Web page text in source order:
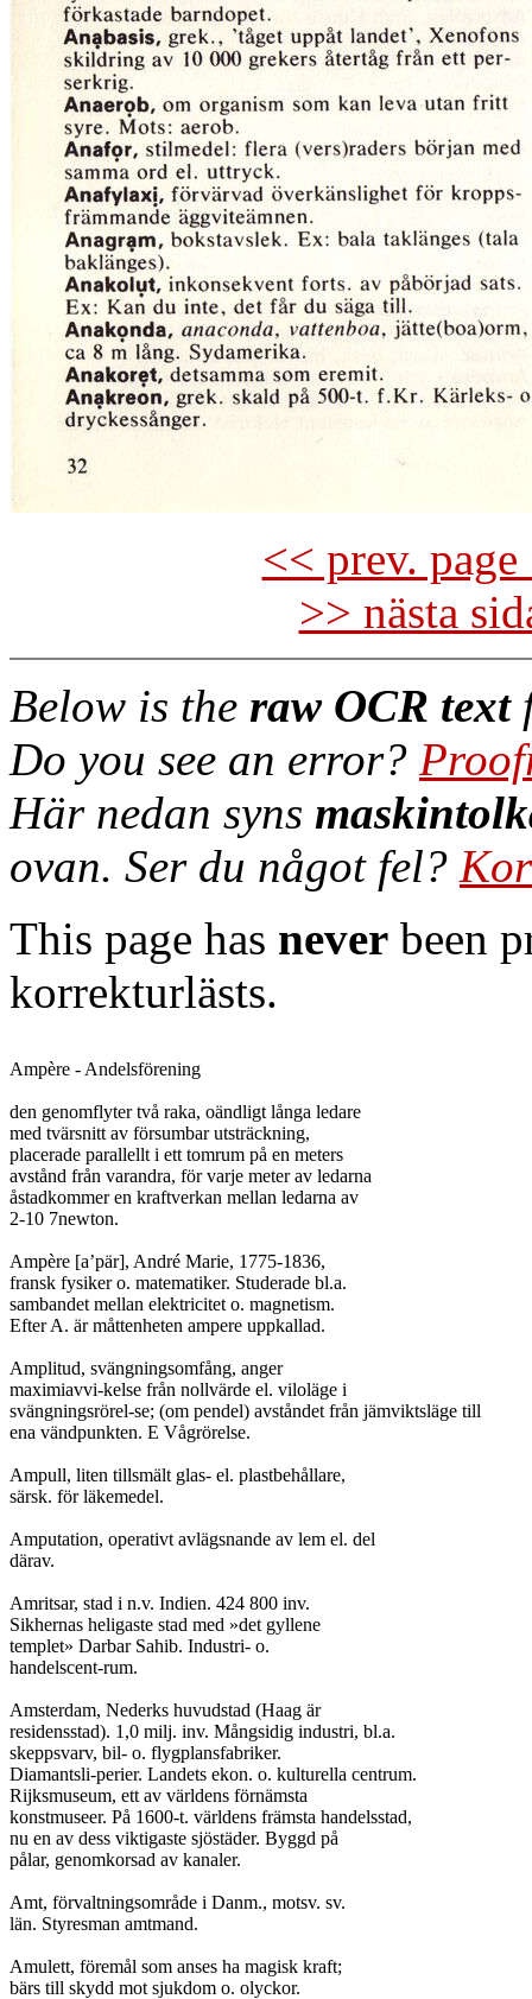
<< prev.
>> nästa
Below is the raw OCR text
Do you see an error?
Här nedan syns
ovan. Ser du något fel?
This page has never been
korrekturlästs.
Ampère - Andelsförening
den genomflyter två raka, oändligt långa ledare
med tvärsnitt av försumbar utsträckning,
placerade parallellt i ett tomrum på en meters
avstånd från varandra, för varje meter av ledarna
åstadkommer en kraftverkan mellan ledarna av
2-10 7newton.
Ampère [a’pär], André Marie, 1775-1836,
fransk fysiker o. matematiker. Studerade bl.a.
sambandet mellan elektricitet o. magnetism.
Efter A. är måttenheten ampere uppkallad.
Amplitud, svängningsomfång, anger
maximiavvi-kelse från nollvärde el. viloläge i
svängningsrörel-se; (om pendel) avståndet från jämviktsläge till
ena vändpunkten. E Vågrörelse.
Ampull, liten tillsmält glas- el. plastbehållare,
särsk. för läkemedel.
Amputation, operativt avlägsnande av lem el. del
därav.
Amritsar, stad i n.v. Indien. 424 800 inv.
Sikhernas heligaste stad med »det gyllene
templet» Darbar Sahib. Industri- o.
handelscent-rum.
Amsterdam, Nederks huvudstad (Haag är
residensstad). 1,0 milj. inv. Mångsidig industri, bl.a.
skeppsvarv, bil- o. flygplansfabriker.
Diamantsli-perier. Landets ekon. o. kulturella centrum.
Rijksmuseum, ett av världens förnämsta
konstmuseer. På 1600-t. världens främsta handelsstad,
nu en av dess viktigaste sjöstäder. Byggd på
pålar, genomkorsad av kanaler.
Amt, förvaltningsområde i Danm., motsv. sv.
län. Styresman amtmand.
Amulett, föremål som anses ha magisk kraft;
bärs till skydd mot sjukdom o. olyckor.